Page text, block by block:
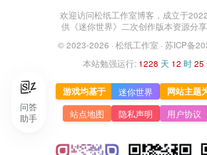
欢迎访问松纸工作室博客，成立于
供《迷你世界》二次创作版本资源分
© 2023-2026 · 松纸工作室 · 苏ICP备
本站勉强运行: 1228 天 12 时25
游戏均基于 迷你世界 网站主题
站点地图
隐私声明 用户协议
问答
助手